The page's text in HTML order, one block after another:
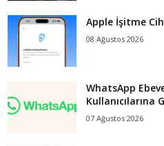
Apple İşitme
08 Ağustos 2026
WhatsApp
Kullanıcılarına
07 Ağustos 2026